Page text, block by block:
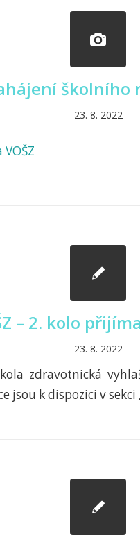
školního
23. 8. 2022
– 2. kolo
23. 8. 2022
zdravotnická
k dispozici v sekci